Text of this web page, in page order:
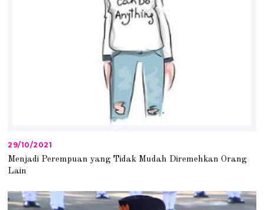
29/10/2021
/
/
Menjadi Perempuan yang Tidak Mudah Diremehkan Orang
Lain